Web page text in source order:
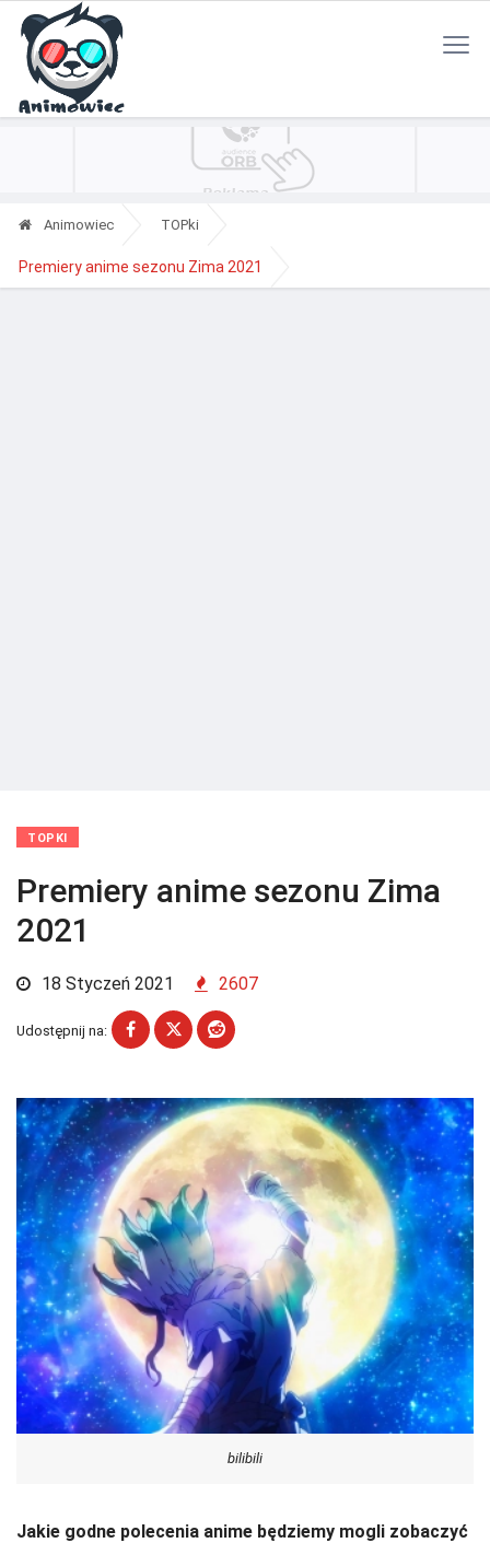
Polityka Prywatności
Animowiec TOPki
Premiery anime sezonu Zima 2021
TOPKI
Premiery anime sezonu Zima
2021
18 Styczeń 2021 2607
Udostępnij na:
bilibili
Jakie godne polecenia anime będziemy mogli zobaczyć